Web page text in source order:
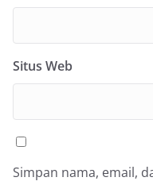
Situs Web
Simpan nama, email,